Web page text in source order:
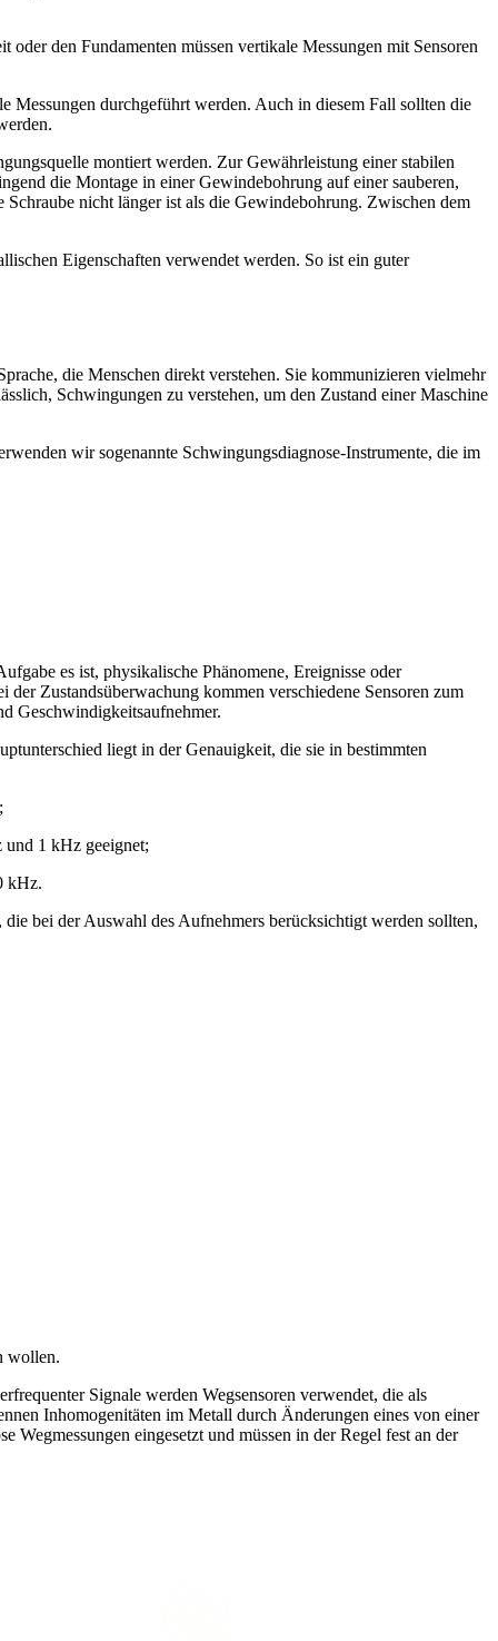
den Fundamenten müssen vertikale Messungen mit Sensoren
Messungen durchgeführt werden. Auch in diesem Fall sollten die
montiert werden. Zur Gewährleistung einer stabilen
die Montage in einer Gewindebohrung auf einer sauberen,
nicht länger ist als die Gewindebohrung. Zwischen dem
Eigenschaften verwendet werden. So ist ein guter
die Menschen direkt verstehen. Sie kommunizieren vielmehr
Schwingungen zu verstehen, um den Zustand einer Maschine
wir sogenannte Schwingungsdiagnose-Instrumente, die im
es ist, physikalische Phänomene, Ereignisse oder
Zustandsüberwachung kommen verschiedene Sensoren zum
Geschwindigkeitsaufnehmer.
liegt in der Genauigkeit, die sie in bestimmten
1 kHz geeignet;
kHz.
bei der Auswahl des Aufnehmers berücksichtigt werden sollten,
wollen.
Signale werden Wegsensoren verwendet, die als
Inhomogenitäten im Metall durch Änderungen eines von einer
Wegmessungen eingesetzt und müssen in der Regel fest an der